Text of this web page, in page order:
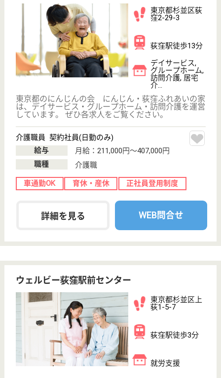
介護の転職支援サービスお申込み
簡単 秒 登録
保有資格を選択してくださ
い
保有資格
(ヘルパー2級) (ヘルパー1級)
介護福祉士 社会福祉士
ケアマネジャー PT
OT その他・なし
次のステップへ
誕生年を
誕生年 必須
戻る
次のステッ
クリックジョブ介護とは
ご利用の流れ
公式LINE＠
お役立ち情報
転職ノウハウ
初めての介護転職
介護転職お悩み相談室